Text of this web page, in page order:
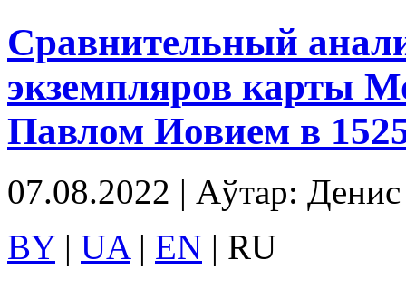
Сравнительный
экземпляров карты
Павлом Иовием в
07.08.2022 | Аўтар:
BY| UA| EN | RU